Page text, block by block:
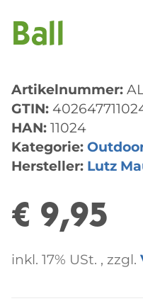
Ball
Artikelnummer:
GTIN:
HAN: 11024
Kategorie:
Hersteller: Lutz
€ 9,95
inkl. 17% USt. , zzgl.